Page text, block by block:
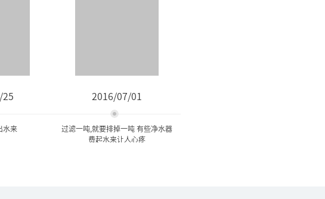
水来
2016/07/01
过滤一吨,就要排掉一吨 有些净水器
费起水来让人心疼